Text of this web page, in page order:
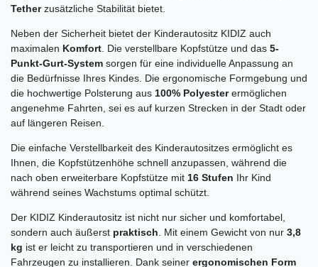
Tetherzusätzliche Stabilität bietet.
Neben der Sicherheit bietet der Kinderautositz KIDIZ auch
maximalen Komfort . Die verstellbare Kopfstütze und das 5-
Punkt-Gurt-System sorgen für eine individuelle Anpassung an
die Bedürfnisse Ihres Kindes. Die ergonomische Formgebung und
die hochwertige Polsterung aus 100% Polyesterermöglichen
angenehme Fahrten, sei es auf kurzen Strecken in der Stadt oder
auf längeren Reisen.
Die einfache Verstellbarkeit des Kinderautositzes ermöglicht es
Ihnen, die Kopfstützenhöhe schnell anzupassen, während die
nach oben erweiterbare Kopfstütze mit 16 Stufen Ihr Kind
während seines Wachstums optimal schützt.
Der KIDIZ Kinderautositz ist nicht nur sicher und komfortabel,
sondern auch äußerst praktisch . Mit einem Gewicht von nur 3,8
kg ist er leicht zu transportieren und in verschiedenen
Fahrzeugen zu installieren. Dank seiner ergonomischen Form